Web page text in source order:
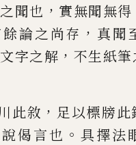
聞也 ， 實無聞無得
論之尚存 ， 真聞
字之解 ， 不生紙筆
此敘 ， 足以標牓此
偈言也 。 具擇法